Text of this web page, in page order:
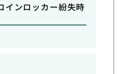
インロッカー紛失時